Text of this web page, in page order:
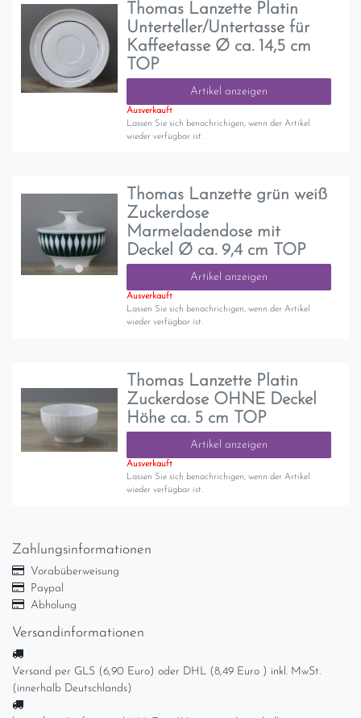
Thomas Lanzette Platin
Unterteller/Untertasse für
Kaffeetasse Ø ca. 14,5 cm
TOP
Artikel anzeigen
Ausverkauft
Lassen Sie sich benachrichigen, wenn der Artikel
wieder verfügbar ist.
Thomas Lanzette grün weiß
Zuckerdose
Marmeladendose mit
Deckel Ø ca. 9,4 cm TOP
Artikel anzeigen
Ausverkauft
Lassen Sie sich benachrichigen, wenn der Artikel
wieder verfügbar ist.
Thomas Lanzette Platin
Zuckerdose OHNE Deckel
Höhe ca. 5 cm TOP
Artikel anzeigen
Ausverkauft
Lassen Sie sich benachrichigen, wenn der Artikel
wieder verfügbar ist.
Zahlungsinformationen
Vorabüberweisung
Paypal
Abholung
Versandinformationen
Versand per GLS (6,90 Euro) oder DHL (8,49 Euro ) inkl. MwSt.
(innerhalb Deutschlands)